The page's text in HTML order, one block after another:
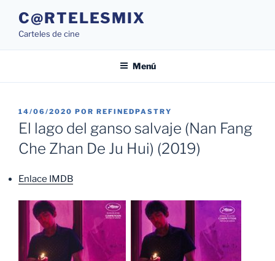
contenido
C@RTELESMIX
Carteles de cine
Menú
PUBLICADO
EL
14/06/2020 POR REFINEDPASTRY
El lago del ganso salvaje (Nan Fang
Che Zhan De Ju Hui) (2019)
Enlace IMDB